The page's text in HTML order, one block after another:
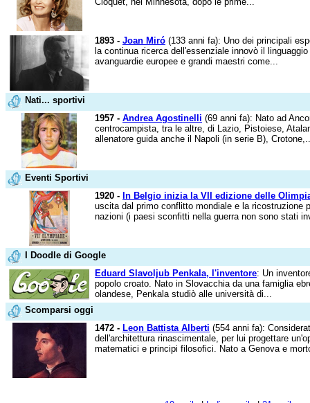
1893 - Joan Miró (133 anni fa): Uno dei principali
la continua ricerca dell'essenziale innovò il
avanguardie europee e grandi maestri come...
Nati... sportivi
1957 - Andrea Agostinelli (69 anni fa): Nato ad
centrocampista, tra le altre, di Lazio, Pistoiese,
allenatore guida anche il Napoli (in serie B),
Eventi Sportivi
1920 - In Belgio inizia la VII edizione delle
uscita dal primo conflitto mondiale e la ricostruzione
nazioni (i paesi sconfitti nella guerra non sono stati
I Doodle di Google
Eduard Slavoljub Penkala, l'inventore: Un
popolo croato. Nato in Slovacchia da una famiglia
olandese, Penkala studiò alle università di...
Scomparsi oggi
1472 - Leon Battista Alberti (554 anni fa):
dell'architettura rinascimentale, per lui progettare
matematici e principi filosofici. Nato a Genova e